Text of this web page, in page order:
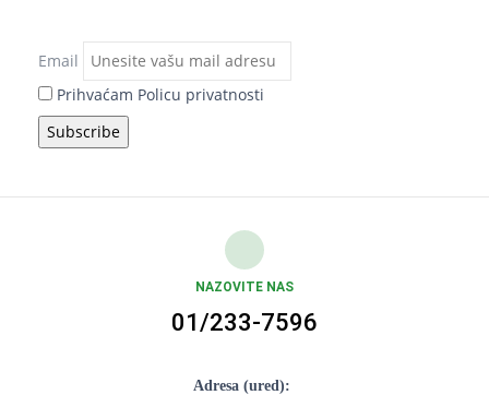
Email
Prihvaćam Policu privatnosti
NAZOVITE NAS
01/233-7596
Adresa (ured):